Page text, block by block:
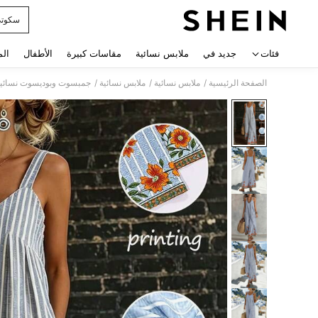
فئات جديد في ملابس نسائية مقاسات كبيرة الأطفال
الصفحة الرئيسية / ملابس نسائية / ملابس نسائية / جمبسوت وبوديسوت